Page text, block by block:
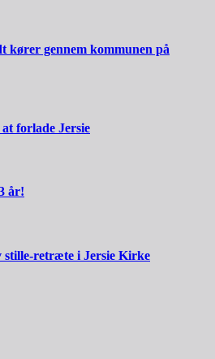
kører gennem kommunen på
forlade Jersie
år!
stille-retræte i Jersie Kirke